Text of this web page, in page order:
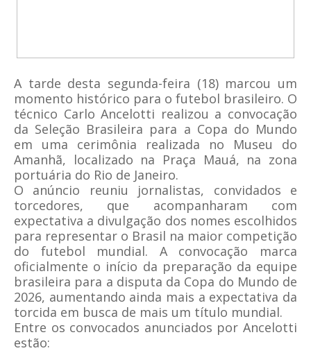
A tarde desta segunda-feira (18) marcou um
momento histórico para o futebol brasileiro. O
técnico Carlo Ancelotti realizou a convocação
da Seleção Brasileira para a Copa do Mundo
em uma cerimônia realizada no Museu do
Amanhã, localizado na Praça Mauá, na zona
portuária do Rio de Janeiro.
O anúncio reuniu jornalistas, convidados e
torcedores, que acompanharam com
expectativa a divulgação dos nomes escolhidos
para representar o Brasil na maior competição
do futebol mundial. A convocação marca
oficialmente o início da preparação da equipe
brasileira para a disputa da Copa do Mundo de
2026, aumentando ainda mais a expectativa da
torcida em busca de mais um título mundial.
Entre os convocados anunciados por Ancelotti
estão: